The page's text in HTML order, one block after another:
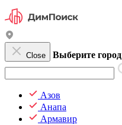
Close Выберите город
Азов
Анапа
Армавир